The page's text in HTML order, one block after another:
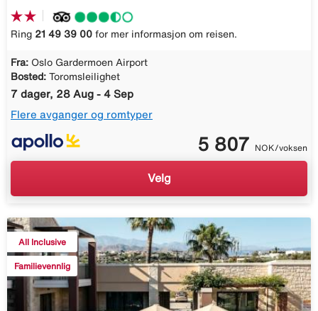
Ring 21 49 39 00 for mer informasjon om reisen.
Fra: Oslo Gardermoen Airport
Bosted: Toromsleilighet
7 dager, 28 Aug - 4 Sep
Flere avganger og romtyper
5 807 NOK/voksen
Velg
All Inclusive
Familievennlig